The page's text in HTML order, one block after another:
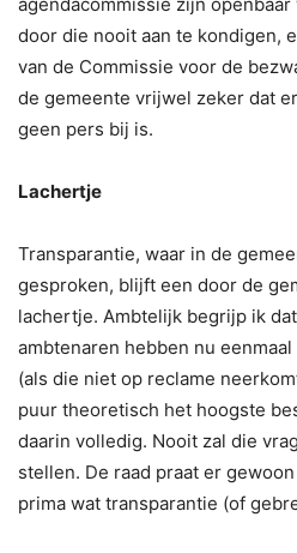
door die nooit aan te kondigen,
van de Commissie voor de
de gemeente vrijwel zeker dat
geen pers bij is.
Lachertje
Transparantie, waar in de
gesproken, blijft een door de
lachertje. Ambtelijk begrijp ik
ambtenaren hebben nu
(als die niet op reclame
puur theoretisch het hoogste
daarin volledig. Nooit zal die
stellen. De raad praat er
prima wat transparantie (of